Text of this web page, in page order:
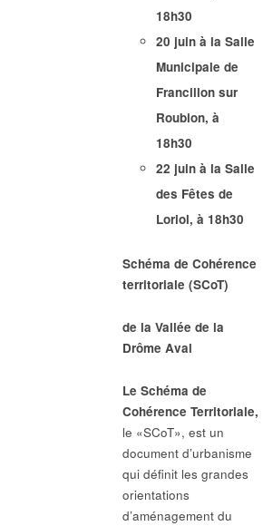
18h30
20 juin à la Salle
Municipale de
Francillon sur
Roubion, à
18h30
22 juin à la Salle
des Fêtes de
Loriol, à 18h30
Schéma de Cohérence
territoriale (SCoT)
de la Vallée de la
Drôme Aval
Le Schéma de
Cohérence Territoriale,
le «SCoT», est un
document d’urbanisme
qui définit les grandes
orientations
d’aménagement du